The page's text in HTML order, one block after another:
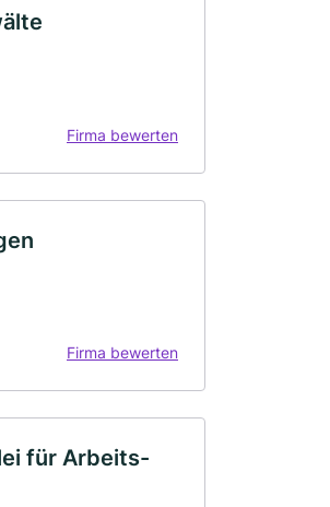
Firma bewerten
Firma bewerten
für Arbeits-